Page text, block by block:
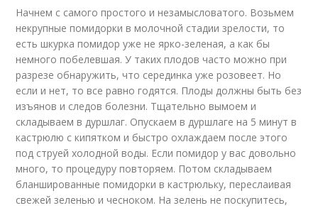
Начнем с самого простого и незамысловатого. Возьмем
некрупные помидорки в молочной стадии зрелости, то
есть шкурка помидор уже не ярко-зеленая, а как бы
немного побелевшая. У таких плодов часто можно при
разрезе обнаружить, что серединка уже розовеет. Но
если и нет, то все равно годятся. Плоды должны быть без
изъянов и следов болезни. Тщательно вымоем и
складываем в дуршлаг. Опускаем в дуршлаге на 5 минут в
кастрюлю с кипятком и быстро охлаждаем после этого
под струей холодной воды. Если помидор у вас довольно
много, то процедуру повторяем. Потом складываем
бланшированные помидорки в кастрюльку, переслаивая
свежей зеленью и чесноком. На зелень не поскупитесь,